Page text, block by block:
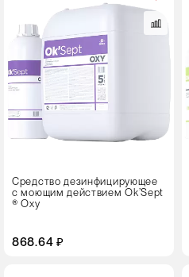
Средство дезинфицирующее
с моющим действием Ok’Sept
® Oxy
868.64 ₽
Тип
упаковки
Флакон с крышкой